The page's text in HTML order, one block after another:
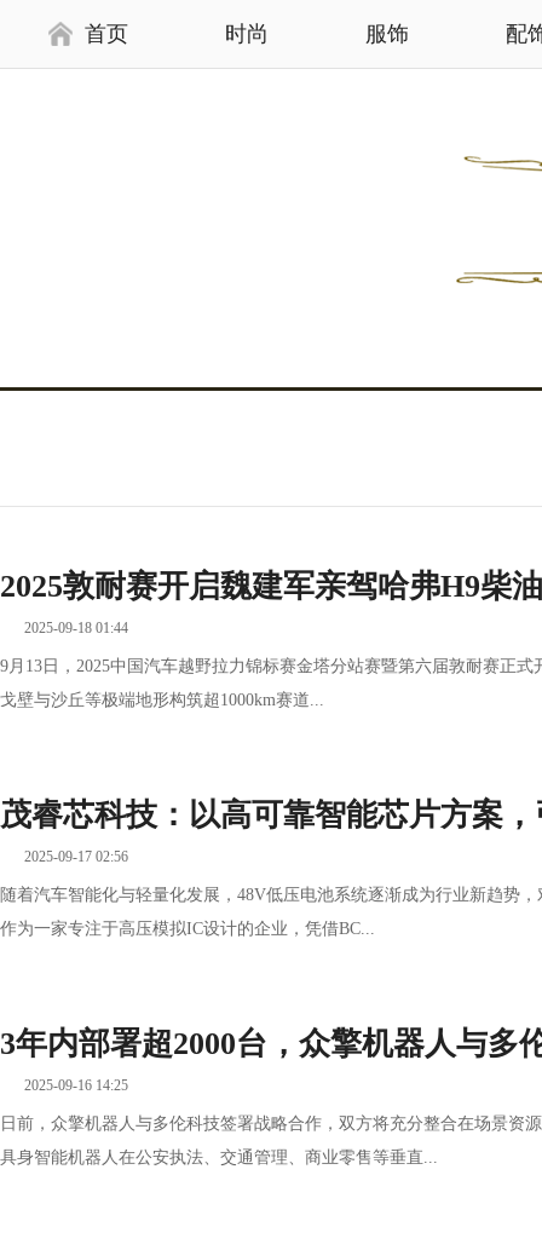
首页 时尚 服饰 配
2025敦耐赛开启魏建军亲驾哈弗H9柴
2025-09-18 01:44
9月13日，2025中国汽车越野拉力锦标赛金塔分站赛暨第六届敦耐赛正
戈壁与沙丘等极端地形构筑超1000km赛道...
茂睿芯科技：以高可靠智能芯片方案
2025-09-17 02:56
随着汽车智能化与轻量化发展，48V低压电池系统逐渐成为行业新趋势
作为一家专注于高压模拟IC设计的企业，凭借BC...
3年内部署超2000台，众擎机器人与多
2025-09-16 14:25
日前，众擎机器人与多伦科技签署战略合作，双方将充分整合在场景资
具身智能机器人在公安执法、交通管理、商业零售等垂直...